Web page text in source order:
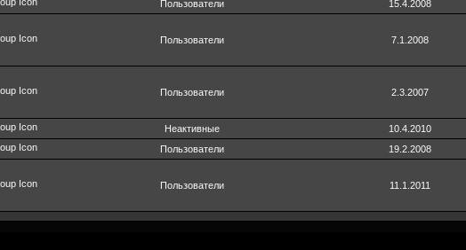
Пользователи 15.4.2008
Пользователи 7.1.2008
Пользователи 2.3.2007
Неактивные 10.4.2010
Пользователи 19.2.2008
Пользователи 11.1.2011